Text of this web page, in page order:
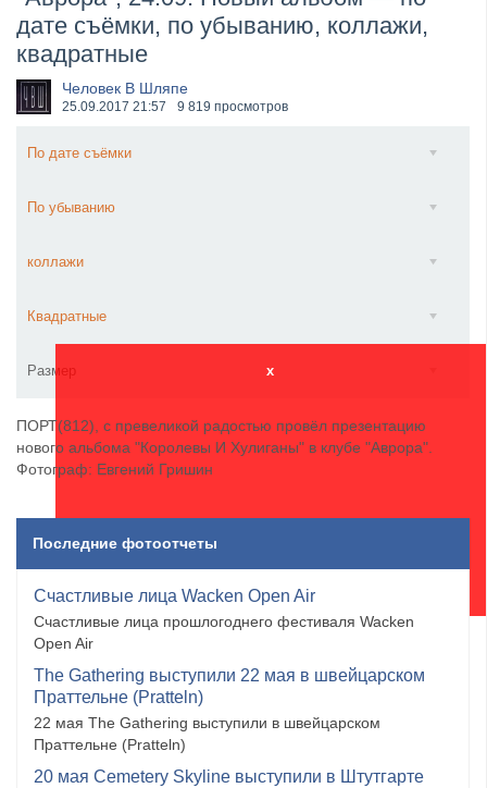
​Anthrax выпустили новый сингл и клип «Everybod...
дате съёмки, по убыванию, коллажи,
квадратные
Человек В Шляпе
25.09.2017 21:57 9 819 просмотров
По дате съёмки
По убыванию
коллажи
Квадратные
Размер x
ПОРТ(812), с превеликой радостью провёл презентацию
нового альбома "Королевы И Хулиганы" в клубе "Аврора".
Фотограф: Евгений Гришин
Последние фотоотчеты
Счастливые лица Wacken Open Air
Счастливые лица прошлогоднего фестиваля Wacken
Open Air
The Gathering выступили 22 мая в швейцарском
Праттельне (Pratteln)
22 мая The Gathering выступили в швейцарском
Праттельне (Pratteln)
20 мая Cemetery Skyline выступили в Штутгарте